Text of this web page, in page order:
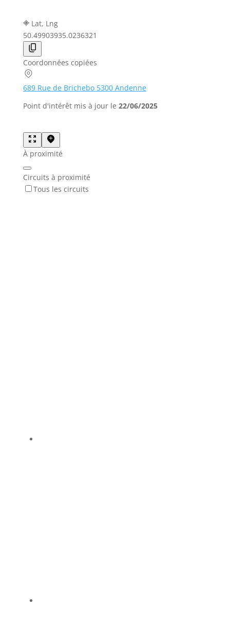
Lat, Lng
50.49903935.0236321
Coordonnées copiées
689 Rue de Brichebo 5300 Andenne
Point d'intérêt mis à jour le 22/06/2025
À proximité
Circuits à proximité
Tous les circuits